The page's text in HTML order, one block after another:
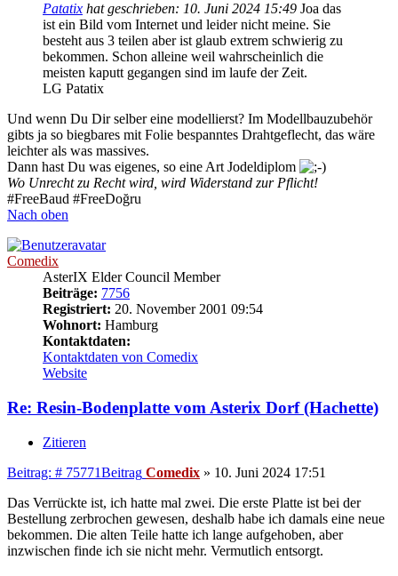
Patatix hat geschrieben: 10. Juni 2024 15:49 Joa das
ist ein Bild vom Internet und leider nicht meine. Sie
besteht aus 3 teilen aber ist glaub extrem schwierig zu
bekommen. Schon alleine weil wahrscheinlich die
meisten kaputt gegangen sind im laufe der Zeit.
LG Patatix
Und wenn Du Dir selber eine modellierst? Im Modellbauzubehör
gibts ja so biegbares mit Folie bespanntes Drahtgeflecht, das wäre
leichter als was massives.
Dann hast Du was eigenes, so eine Art Jodeldiplom
Wo Unrecht zu Recht wird, wird Widerstand zur Pflicht!
#FreeBaud #FreeDoğru
Nach oben
Comedix
AsterIX Elder Council Member
Beiträge: 7756
Registriert: 20. November 2001 09:54
Wohnort: Hamburg
Kontaktdaten:
Kontaktdaten von Comedix
Website
Re: Resin-Bodenplatte vom Asterix Dorf (Hachette)
Zitieren
Beitrag: # 75771Beitrag Comedix » 10. Juni 2024 17:51
Das Verrückte ist, ich hatte mal zwei. Die erste Platte ist bei der
Bestellung zerbrochen gewesen, deshalb habe ich damals eine neue
bekommen. Die alten Teile hatte ich lange aufgehoben, aber
inzwischen finde ich sie nicht mehr. Vermutlich entsorgt.